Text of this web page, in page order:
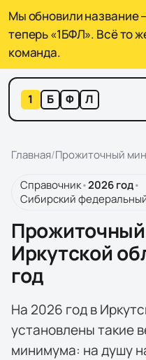
Мы обновили название
теперь «1БФЛ». Всё то
команда.
1 Б Ф Л
Главная/Прожиточный
Справочник•2026год•
Сибирский
Иркутской
год
На 2026 год в
установлены такие
минимума: на душу